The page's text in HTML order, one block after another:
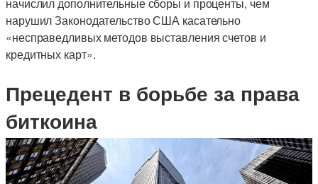
нарушил Законодательство США касательно
«несправедливых методов выставления счетов и
кредитных карт».
Прецедент в борьбе за права
биткоина